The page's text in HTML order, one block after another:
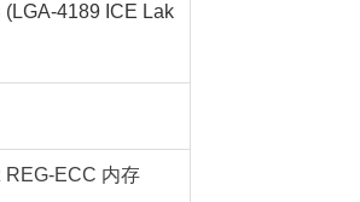
4189 ICE Lak
REG-ECC 内存